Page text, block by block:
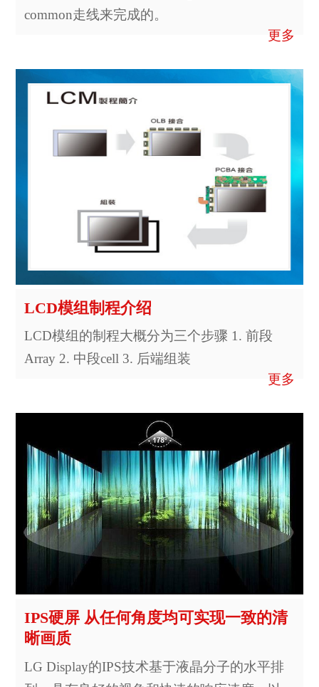
common走线来完成的。
更多
LCD模组制程介绍
LCD模组的制程大概分为三个步骤 1. 前段
Array 2. 中段cell 3. 后端组装
更多
IPS硬屏 从任何角度均可实现一致的清
晰画质
LG Display的IPS技术基于液晶分子的水平排